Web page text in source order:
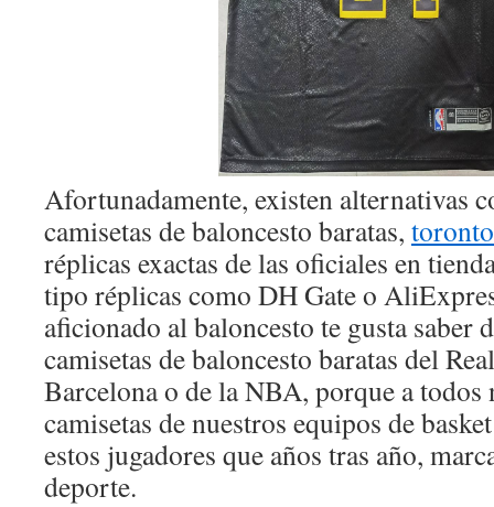
Afortunadamente, existen alternativas
camisetas de baloncesto baratas,
réplicas exactas de las oficiales en
tipo réplicas como DH Gate o
aficionado al baloncesto te gusta saber
camisetas de baloncesto baratas del
Barcelona o de la NBA, porque a todos
camisetas de nuestros equipos de
estos jugadores que años tras año,
deporte.